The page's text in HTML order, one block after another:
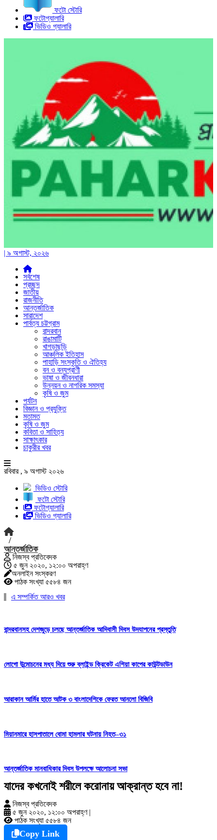
ফটো স্টোরি
ফটোগ্যালারি
ভিডিও গ্যালারি
| ৯ অগাস্ট, ২০২৬
সর্বশেষ
প্রচ্ছদ
জাতীয়
রাজনীতি
আন্তর্জাতিক
সারাদেশ
পার্বত্য চট্টগ্রাম
বান্দরবান
রাঙামাটি
খাগড়াছড়ি
আঞ্চলিক ইতিহাস
পাহাড়ি সংস্কৃতি ও ঐতিহ্য
বন ও বন্যপ্রাণী
ভাষা ও জীবনধারা
উন্নয়ন ও নাগরিক সমস্যা
কৃষি ও জুম
পর্যটন
বিজ্ঞান ও প্রযুক্তি
মতামত
কৃষি ও জুম
কবিতা ও সাহিত্য
সাক্ষাৎকার
চাকুরীর খবর
রবিবার , ৯ অগাস্ট ২০২৬
ভিডিও স্টোরি
ফটো স্টোরি
ফটোগ্যালারি
ভিডিও গ্যালারি
/
আন্তর্জাতিক
নিজস্ব প্রতিবেদক
৫ জুন ২০২০, ১২:০০ অপরাহ্ণ
অনলাইন সংস্করণ
পাঠক সংখ্যা ৫৫৮৪ জন
এ সম্পর্কিত আরও খবর
বান্দরবানসহ দেশজুড়ে চলছে আন্তর্জাতিক আদিবাসী দিবস উদযাপনের প্রস্তুতি
লোগো উন্মোচনের মধ্য দিয়ে শুরু ব্লাইন্ড ক্রিকেট এশিয়া কাপের কাউন্টডাউন
আরাকান আর্মির হাতে আটক ৩ বাংলাদেশিকে ফেরত আনলো বিজিবি
মিয়ানমারে হাসপাতালে বোমা হামলার ঘটনায় নিহত–৩১
আন্তর্জাতিক মানবাধিকার দিবস উপলক্ষে আলোচনা সভা
যাদের কখনোই শরীলে করোনায় আক্রান্ত হবে না!
নিজস্ব প্রতিবেদক
৫ জুন ২০২০, ১২:০০ অপরাহ্ণ |
পাঠক সংখ্যা ৫৫৮৪ জন
Copy Link